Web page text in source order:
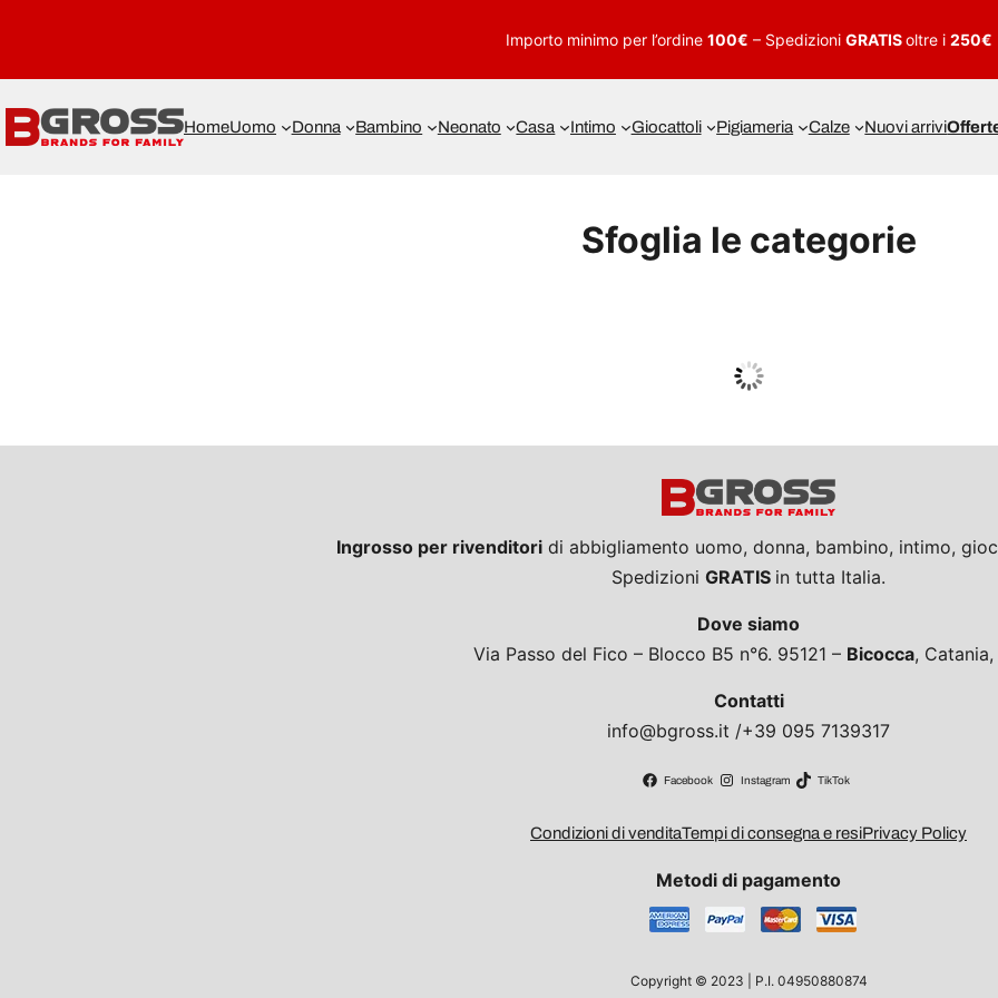
Importo minimo per l’ordine 100€ – Spedizioni GRATISoltre i 250€
HomeUomo Donna Bambino Neonato Casa Intimo Giocattoli Pigiameria Calze Nuovi arrivi
Sfoglia le categorie
Guarda tutto
Ingrosso per rivenditori di abbigliamento uomo, donna, bambino, intimo,
Spedizioni GRATIS in tutta Italia.
Dove siamo
Via Passo del Fico – Blocco B5 n°6. 95121 – Bicocca,
Contatti
info@bgross.it /+39 095 7139317
Facebook Instagram TikTok
Condizioni di venditaTempi di consegna e resiPrivacy Policy
Metodi di pagamento
Copyright © 2023 | P.I. 04950880874